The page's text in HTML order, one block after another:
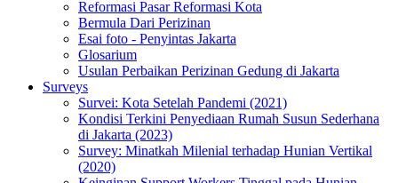
Reformasi Pasar Reformasi Kota
Bermula Dari Perizinan
Esai foto - Penyintas Jakarta
Glosarium
Usulan Perbaikan Perizinan Gedung di Jakarta
Surveys
Survei: Kota Setelah Pandemi (2021)
Kondisi Terkini Penyediaan Rumah Susun Sederhana
di Jakarta (2023)
Survey: Minatkah Milenial terhadap Hunian Vertikal
(2020)